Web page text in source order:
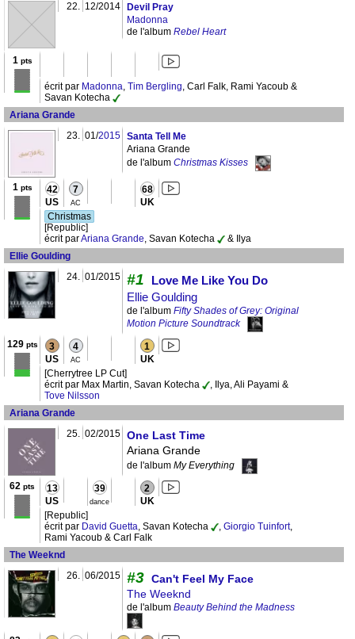
22. 12/2014
Devil Pray
Madonna
de l'album Rebel Heart
1 pts
écrit par Madonna, Tim Bergling, Carl Falk, Rami Yacoub &
Savan Kotecha
Ariana Grande
23. 01/2015 Santa Tell Me
Ariana Grande
de l'album Christmas Kisses
1 pts 42
US
7
AC
68
UK
Christmas
[Republic]
écrit parAriana Grande, Savan Kotecha
& Ilya
Ellie Goulding
24. 01/2015 #1
Love Me Like You Do
Ellie Goulding
de l'album Fifty Shades of Grey: Original
Motion Picture Soundtrack
129pts 3
US
4
AC
1
UK
[Cherrytree LP Cut]
écrit par Max Martin, Savan Kotecha
, Ilya, Ali Payami &
Tove Nilsson
Ariana Grande
25. 02/2015 One Last Time
Ariana Grande
de l'album My Everything
62 pts 13
US
39
dance
2
UK
[Republic]
écrit par David Guetta, Savan Kotecha , Giorgio Tuinfort,
Rami Yacoub & Carl Falk
The Weeknd
26. 06/2015 #3 Can't Feel My Face
The Weeknd
de l'album Beauty Behind the Madness